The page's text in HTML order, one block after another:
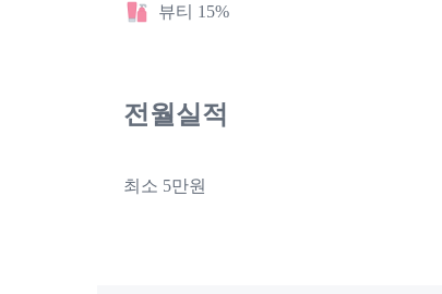
뷰티 15%
전월실적
최소 5만원